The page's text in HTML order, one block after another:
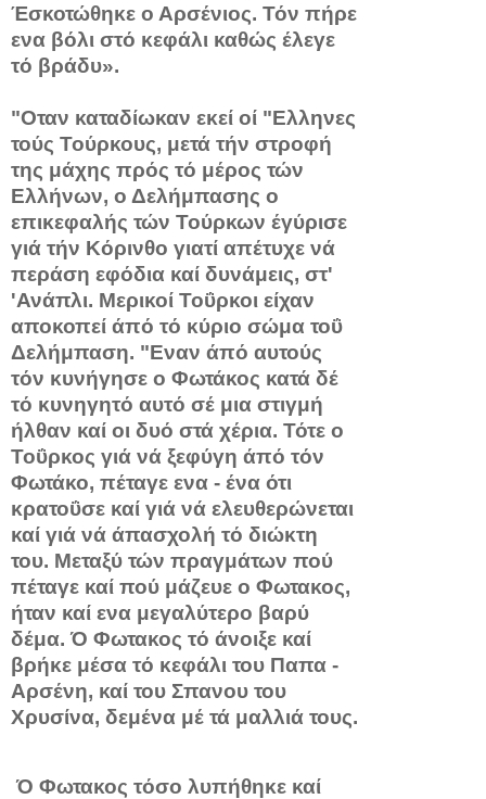
Έσκοτώθηκε ο Αρσένιος. Τόν πήρε
ενα βόλι στό κεφά­λι καθώς έλεγε
τό βράδυ».
"Οταν καταδίωκαν εκεί οί "Ελληνες
τούς Τούρκους, μετά τήν στροφή
της μάχης πρός τό μέρος τών
Ελλήνων, ο Δελήμπασης ο
επικεφαλής τών Τούρκων έγύρισε
γιά τήν Κόρινθο γιατί απέ­τυχε νά
περάση εφόδια καί δυνάμεις, στ'
'Ανάπλι. Μερικοί Τοΰρκοι είχαν
αποκοπεί άπό τό κύριο σώμα τοΰ
Δελήμπαση. "Εναν άπό αυτούς
τόν κυνήγησε ο Φωτάκος κατά δέ
τό κυνηγητό αυτό σέ μια στιγμή
ήλθαν καί οι δυό στά χέρια. Τότε ο
Τοΰρκος γιά νά ξεφύγη άπό τόν
Φωτάκο, πέταγε ενα - ένα ότι
κρατοΰσε καί γιά νά ελευθερώνεται
καί γιά νά άπασχολή τό διώκτη
του. Μετα­ξύ τών πραγμάτων πού
πέταγε καί πού μάζευε ο Φωτακος,
ήταν καί ενα μεγαλύτερο βαρύ
δέμα. Ό Φωτακος τό άνοιξε καί
βρή­κε μέσα τό κεφάλι του Παπα -
Αρσένη, καί του Σπανου του
Χρυσίνα, δεμένα μέ τά μαλλιά τους.
Ό Φωτακος τόσο λυπήθηκε καί